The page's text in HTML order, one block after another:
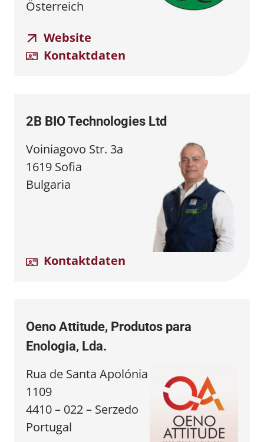
Österreich
Website
Kontaktdaten
2B BIO Technologies Ltd
Voiniagovo Str. 3a
1619 Sofia
Bulgaria
Kontaktdaten
Oeno Attitude, Produtos para
Enologia, Lda.
Rua de Santa Apolónia
1109
4410 – 022 – Serzedo
Portugal